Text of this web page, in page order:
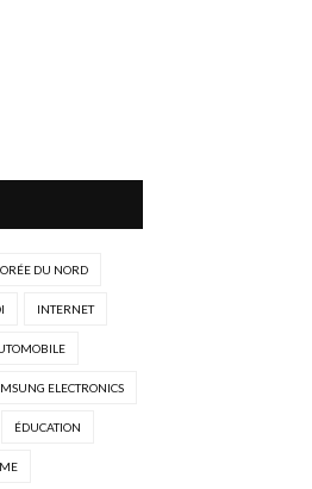
DU NORD
INTERNET
ELECTRONICS
ÉDUCATION